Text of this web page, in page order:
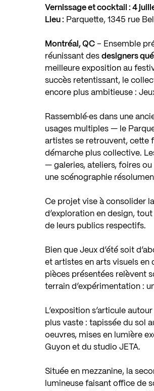
Vernissage et cocktail : 4
Lieu : Parquette, 1345 rue
Montréal, QC – Ensemble
réunissant desdesigners
meilleure exposition au
succès retentissant, le
encore plus ambitieuse :
Rassemblé·es dans une
usages multiples — le
artistes se retrouvent, cette
démarche plus collective.
— galeries, ateliers, foires
une scénographie
Ce projet vise à consolider
d’exploration en design,
de leurs publics respectifs.
Bien que Jeux d’été soit
et artistes en arts visuels en
pièces présentées relèvent
terrain d’expérimentation :
L’exposition s’articule
plus vaste : tapissée du sol
oeuvres, mises en lumière
Guyon et du studio JETA.
Située en mezzanine, la
lumineuse faisant office de